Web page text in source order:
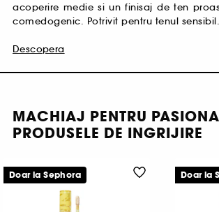
acoperire medie si un finisaj de ten
comedogenic. Potrivit pentru tenul sensibil.
Descopera
MACHIAJ PENTRU
PRODUSELE DE INGRIJIRE
Doar la Sephora Doar la